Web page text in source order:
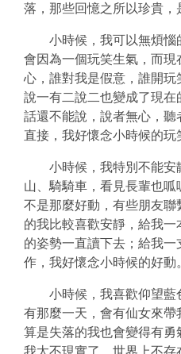
落，那些回憶之所以珍貴，
小時候，我可以無煩惱
會因為一個玩笑生氣，而
心，誰對我是假意，誰開
說一有二說二也變成了現在
話還不能說，說者無心，
直接，我好懷念小時候的玩
小時候，我特別不能安
山、騎騎車，看見長輩也
不是那麼好動，有些朋友
的我比較喜歡安靜，給我
的姿勢一直讀下去；給我
作，我好懷念小時候的好動
小時候，我喜歡仰望藍
有那麼一天，會有仙女來
算是失落的我也會變得有
我太不現實了，世界上不